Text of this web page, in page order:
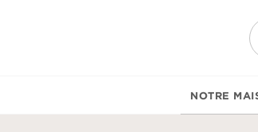
NOTRE